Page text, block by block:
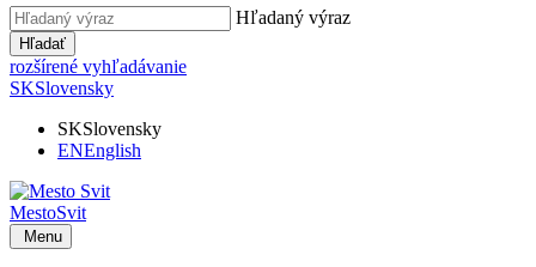
Hľadaný výraz
Hľadať
rozšírené vyhľadávanie
SKSlovensky
SKSlovensky
ENEnglish
MestoSvit
Menu